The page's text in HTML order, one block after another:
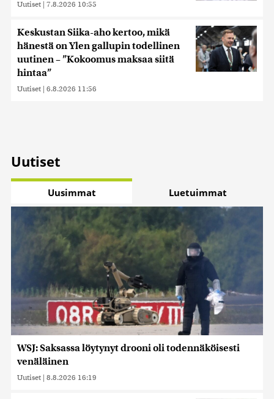
alan kumppaneillemme tietoja siitä, miten käytät
tietoja muihin tietoihin, joita olet antanut heille tai joita on
kerätty, kun olet käyttänyt heidän palvelujaan. Tietoja
saatetaan myös siirtää ulkomaille.
Uutiset | 7.8.2026 10:55
Keskustan Siika-aho kertoo, mikä
hänestä on Ylen gallupin todellinen
uutinen – ”Kokoomus maksaa siitä
hintaa”
Uutiset | 6.8.2026 11:56
Uutiset
Uusimmat Luetuimmat
WSJ: Saksassa löytynyt drooni oli todennäköisesti
venäläinen
Uutiset | 8.8.2026 16:19